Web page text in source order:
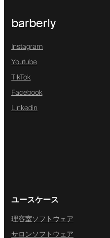
barberly
Instagram
Youtube
TikTok
Facebook
Linkedin
ユースケース
理容室ソフトウェア
サロンソフトウェア